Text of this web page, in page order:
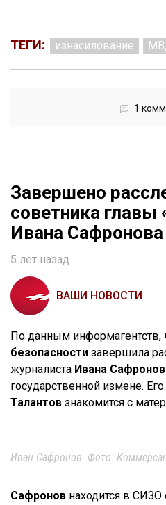
ТЕГИ: изнасилование
1
Завершено
советника главы
Ивана Сафронова
5 лет назад
ВАШИ НОВОСТИ
По данным информагентств,
безопасности завершила
журналиста Ивана
государственной измене.
Талантов знакомится с
Иван Сафронов. Фото:
Сафронов находится в